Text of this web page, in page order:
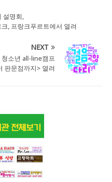
설명회,
, 프랑크푸르트에서 열려
NEXT
소년 all-line캠프
판문점까지> 열려